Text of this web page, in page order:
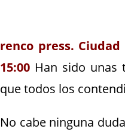
renco press.
15:00 Han sido unas
que todos los
No cabe ninguna